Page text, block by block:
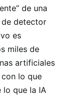
de una
de detector
es
miles de
artificiales
lo que
lo que la IA